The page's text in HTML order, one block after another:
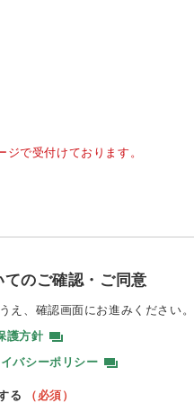
で受付けております。
のご確認・ご同意
え、 確認画面にお進みください。
護方針
バシーポリシー
る （必須）